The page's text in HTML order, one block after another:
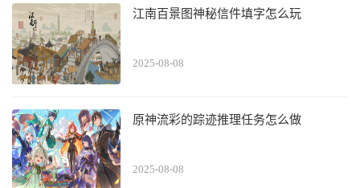
江南百景图神秘信件填字怎么玩
2025-08-08
原神流彩的踪迹推理任务怎么做
2025-08-08